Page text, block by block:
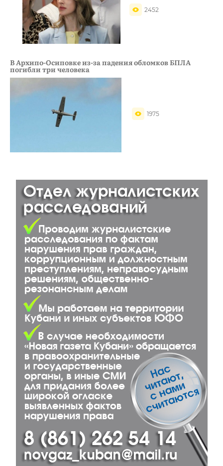
2452
В Архипо-Осиповке из-за падения обломков БПЛА
погибли три человека
1975